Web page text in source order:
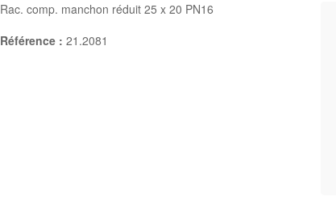
Rac. comp. manchon réduit 25 x 20 PN16
Référence : 21.2081